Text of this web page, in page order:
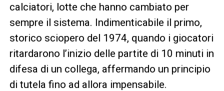
calciatori, lotte che hanno cambiato per
sempre il sistema. Indimenticabile il primo,
storico sciopero del 1974, quando i giocatori
ritardarono l’inizio delle partite di 10 minuti in
difesa di un collega, affermando un principio
di tutela fino ad allora impensabile.